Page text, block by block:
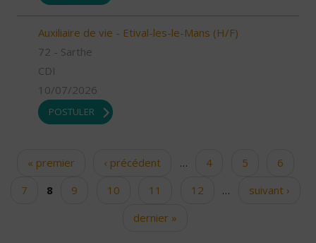
Auxiliaire de vie - Etival-les-le-Mans (H/F)
72 - Sarthe
CDI
10/07/2026
POSTULER
Pages« premier ‹ précédent … 4 5
6
7
8 9 10 11 12 …
suivant ›
dernier »